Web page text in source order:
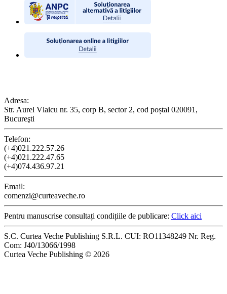
Adresa:
Str. Aurel Vlaicu nr. 35, corp B, sector 2, cod poștal 020091,
Bucureşti
Telefon:
(+4)021.222.57.26
(+4)021.222.47.65
(+4)074.436.97.21
Email:
comenzi@curteaveche.ro
Pentru manuscrise consultați condițiile de publicare: Click aici
S.C. Curtea Veche Publishing S.R.L. CUI: RO11348249 Nr. Reg.
Com: J40/13066/1998
Curtea Veche Publishing © 2026